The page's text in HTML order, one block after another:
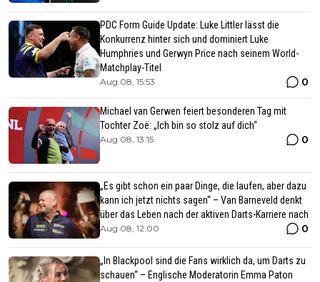
PDC Form Guide Update: Luke Littler lässt die
Konkurrenz hinter sich und dominiert Luke
Humphries und Gerwyn Price nach seinem World-
Matchplay-Titel
Aug 08, 15:53 0
Michael van Gerwen feiert besonderen Tag mit
Tochter Zoë: „Ich bin so stolz auf dich“
Aug 08, 13:15 0
„Es gibt schon ein paar Dinge, die laufen, aber dazu
kann ich jetzt nichts sagen“ – Van Barneveld denkt
über das Leben nach der aktiven Darts-Karriere nach
Aug 08, 12:00 0
„In Blackpool sind die Fans wirklich da, um Darts zu
schauen“ – Englische Moderatorin Emma Paton